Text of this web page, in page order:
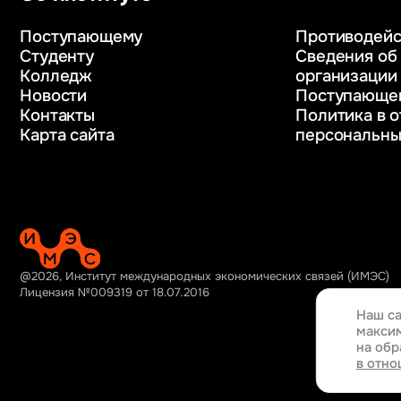
Управление в сфере
коммерческой деятельности
Психолого-педагогическое
консультирование и медиация
в образовании
Веб-дизайн
Управление инновационным
развитием предприятия
ресурсами
Таможенное
и логистика
Начальное
Интернет-
Поступающему
Студенту
Колледж
Новости
Контакты
Карта сайта
Сведения об
организации
Политика в
@2026, Институт международных экономических связей (ИМЭС)
Лицензия №009319 от 18.07.2016
Наш
на
в